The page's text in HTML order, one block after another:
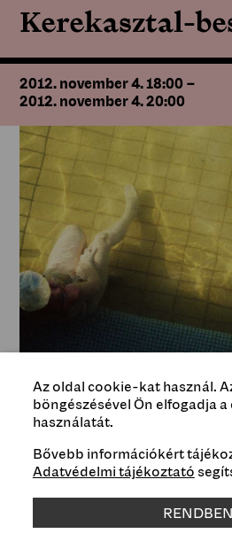
Kerekasztal-
2012. november 4. 18:00 –
2012. november 4. 20:00
Dagály fürdő, Budapest, 1990
Típus
Az oldal cookie-kat használ.
böngészésével Ön elfogadja
használatát.
Bővebb információkért
Adatvédelmi tájékoztató
RENDBEN